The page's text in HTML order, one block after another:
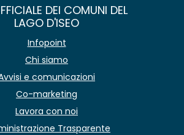
DEI COMUNI DEL
LAGO D'ISEO
Infopoint
Chi siamo
e comunicazioni
Co-marketing
Lavora con noi
Trasparente